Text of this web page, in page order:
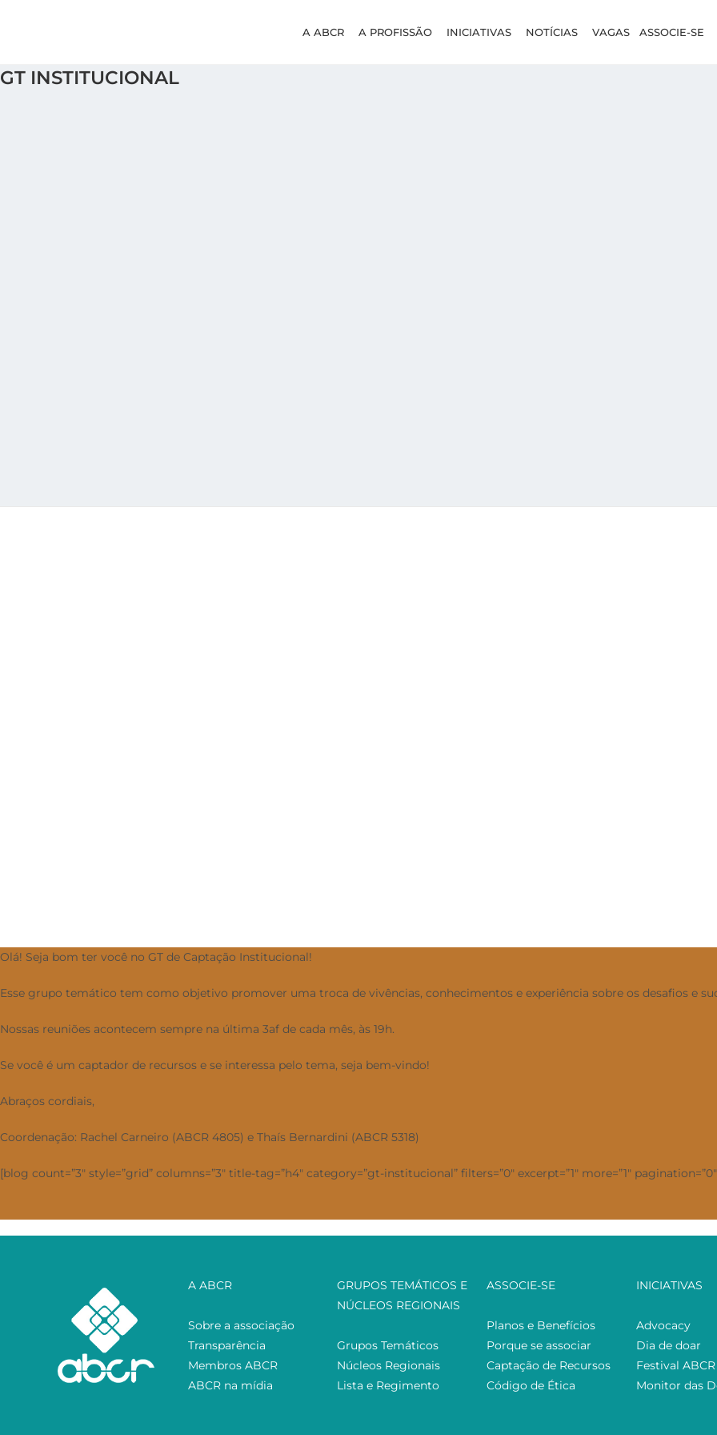
A ABCR A PROFISSÃO INICIATIVAS NOTÍCIAS VAGAS ASSOCIE-SE
GT INSTITUCIONAL
Olá! Seja bom ter você no GT de Captação Institucional!
Esse grupo temático tem como objetivo promover uma troca de vivências, conhecimentos e experiência sobre os desafios e
Nossas reuniões acontecem sempre na última 3af de cada mês, às 19h.
Se você é um captador de recursos e se interessa pelo tema, seja bem-vindo!
Abraços cordiais,
Coordenação: Rachel Carneiro (ABCR 4805) e Thaís Bernardini (ABCR 5318)
[blog count=”3″ style=”grid” columns=”3″ title-tag=”h4″ category=”gt-institucional” filters=”0″ excerpt=”1″ more=”1″
A ABCR
Sobre a associação
Transparência
Membros ABCR
ABCR na mídia
GRUPOS TEMÁTICOS E
NÚCLEOS REGIONAIS
Grupos Temáticos
Núcleos Regionais
Lista e Regimento
ASSOCIE-SE
Planos e Benefícios
Porque se associar
Captação de Recursos
Código de Ética
INICIATIVAS
Advocacy
Dia de doar
Festival ABCR
Monitor das